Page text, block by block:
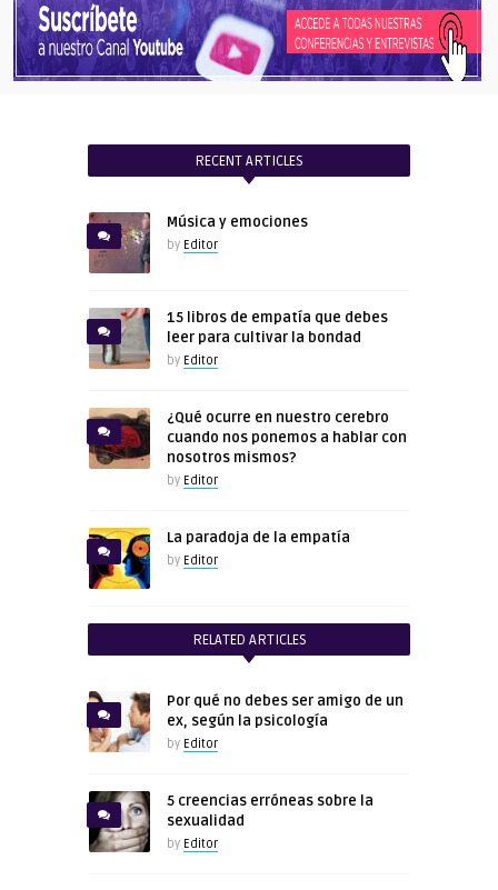
RECENT ARTICLES
Música y emociones
by Editor
15 libros de empatía que debes
leer para cultivar la bondad
by Editor
¿Qué ocurre en nuestro cerebro
cuando nos ponemos a hablar con
nosotros mismos?
by Editor
La paradoja de la empatía
by Editor
RELATED ARTICLES
Por qué no debes ser amigo de un
ex, según la psicología
by Editor
5 creencias erróneas sobre la
sexualidad
by Editor